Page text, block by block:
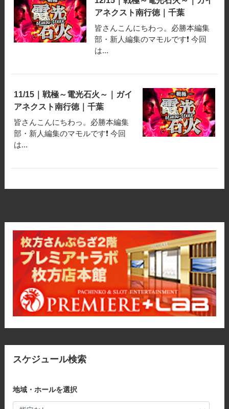
アネクスト南行徳｜千葉
皆さんこんにちわっ。必勝本編集
部・新人編集のマモルです❗️ 今回
は...
11/15｜戦極～電光石火～｜ガイ
アネクスト南行徳｜千葉
皆さんこんにちわっ。必勝本編集
部・新人編集のマモルです❗️ 今回
は...
スケジュール検索
地域・ホールを選択